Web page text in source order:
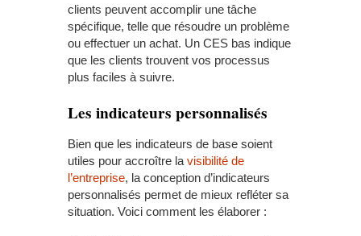
clients peuvent accomplir une tâche
spécifique, telle que résoudre un problème
ou effectuer un achat. Un CES bas indique
que les clients trouvent vos processus
plus faciles à suivre.
Les indicateurs personnalisés
Bien que les indicateurs de base soient
utiles pour accroître la visibilité de
l’entreprise, la conception d’indicateurs
personnalisés permet de mieux refléter sa
situation. Voici comment les élaborer :